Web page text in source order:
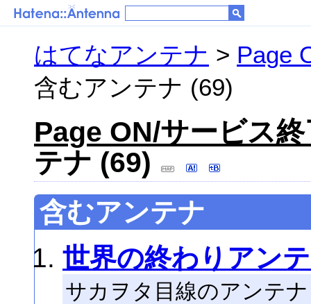
はてなアンテナ > Page
含むアンテナ (69)
Page ON/サービス
テナ (69)
含むアンテナ
世界の終わりアン
サカヲタ目線のアンテナ